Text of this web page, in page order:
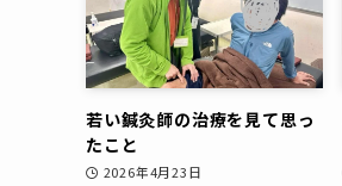
若い鍼灸師の治療を見て思っ
たこと
2026年4月23日